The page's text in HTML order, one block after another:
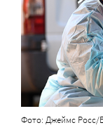
Фото: Джеймс Росс/